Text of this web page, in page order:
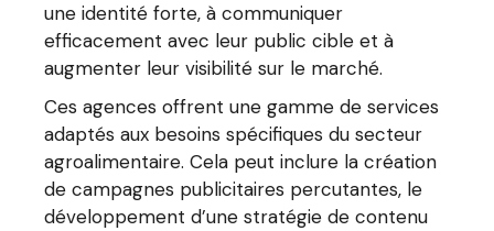
une identité forte, à communiquer
efficacement avec leur public cible et à
augmenter leur visibilité sur le marché.
Ces agences offrent une gamme de services
adaptés aux besoins spécifiques du secteur
agroalimentaire. Cela peut inclure la création
de campagnes publicitaires percutantes, le
développement d’une stratégie de contenu